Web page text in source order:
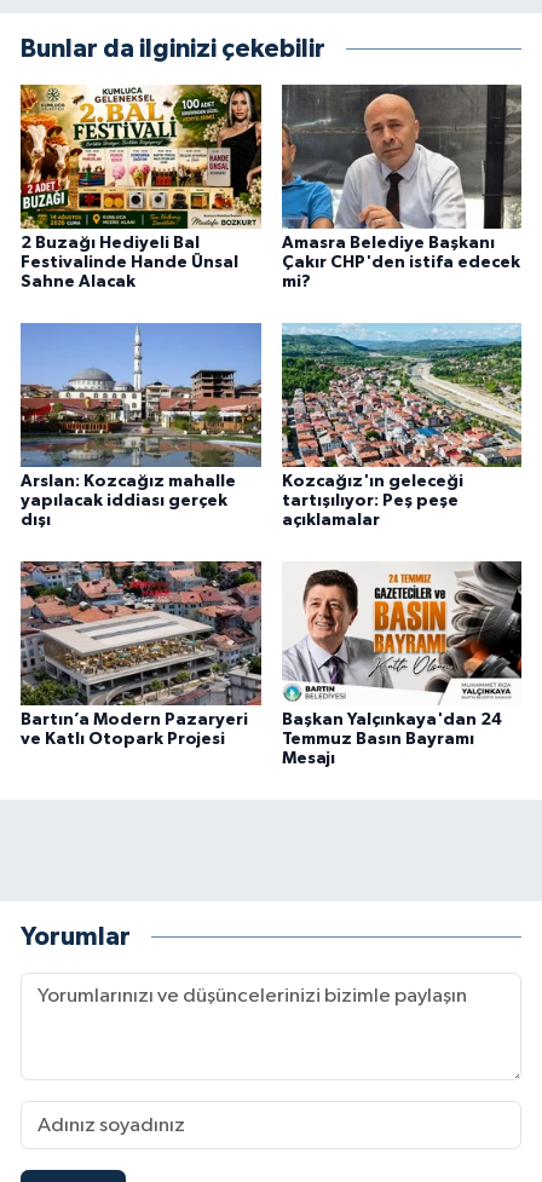
Bunlar da ilginizi çekebilir
2 Buzağı Hediyeli Bal
Festivalinde Hande Ünsal
Sahne Alacak
Amasra Belediye Başkanı
Çakır CHP'den istifa edecek
mi?
Arslan: Kozcağız mahalle
yapılacak iddiası gerçek
dışı
Kozcağız'ın geleceği
tartışılıyor: Peş peşe
açıklamalar
Bartın’a Modern Pazaryeri
ve Katlı Otopark Projesi
Başkan Yalçınkaya'dan 24
Temmuz Basın Bayramı
Mesajı
Yorumlar